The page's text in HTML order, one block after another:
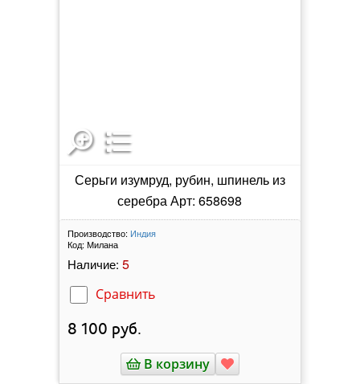
Серьги изумруд, рубин, шпинель из
серебра Арт: 658698
Производство: Индия
Код: Милана
Наличие: 5
Сравнить
8 100 руб.
В корзину